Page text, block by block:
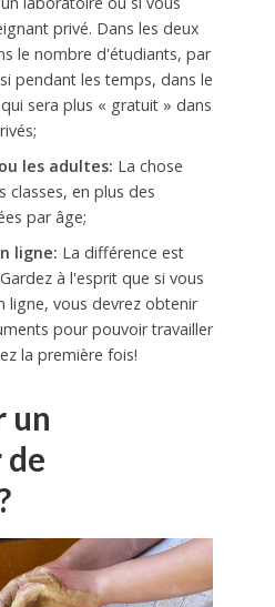
privé. Dans les deux
le nombre d'étudiants, par
pendant les temps, dans le
sera plus « gratuit » dans
les adultes: La chose
classes, en plus des
par âge;
ligne: La différence est
à l'esprit que si vous
ligne, vous devrez obtenir
pour pouvoir travailler
la première fois!
un
de